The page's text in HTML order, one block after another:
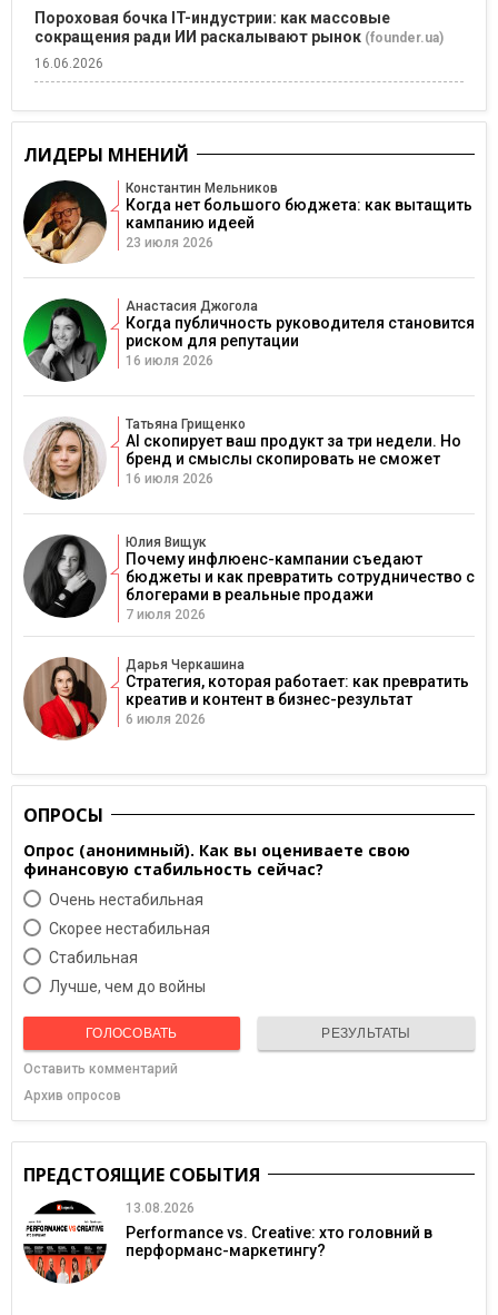
Пороховая бочка IT-индустрии: как массовые
сокращения ради ИИ раскалывают рынок (founder.ua)
16.06.2026
ЛИДЕРЫ МНЕНИЙ
Константин Мельников
Когда нет большого бюджета: как вытащить
кампанию идеей
23 июля 2026
Анастасия Джогола
Когда публичность руководителя становится
риском для репутации
16 июля 2026
Татьяна Грищенко
AI скопирует ваш продукт за три недели. Но
бренд и смыслы скопировать не сможет
16 июля 2026
Юлия Вищук
Почему инфлюенс-кампании съедают
бюджеты и как превратить сотрудничество с
блогерами в реальные продажи
7 июля 2026
Дарья Черкашина
Стратегия, которая работает: как превратить
креатив и контент в бизнес-результат
6 июля 2026
ОПРОСЫ
Опрос (анонимный). Как вы оцениваете свою
финансовую стабильность сейчас?
Очень нестабильная
Скорее нестабильная
Cтабильная
Лучше, чем до войны
ГОЛОСОВАТЬ РЕЗУЛЬТАТЫ
Оставить комментарий
Архив опросов
ПРЕДСТОЯЩИЕ СОБЫТИЯ
13.08.2026
Performance vs. Creative: хто головний в
перформанс-маркетингу?